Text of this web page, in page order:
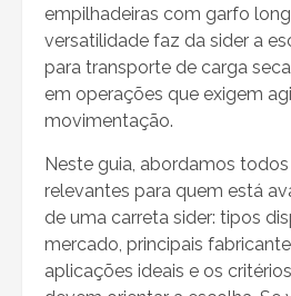
empilhadeiras com garfo
versatilidade faz da sider a
para transporte de carga
em operações que exigem
movimentação.
Neste guia, abordamos
relevantes para quem está
de uma carreta sider: tipos
mercado, principais
aplicações ideais e os